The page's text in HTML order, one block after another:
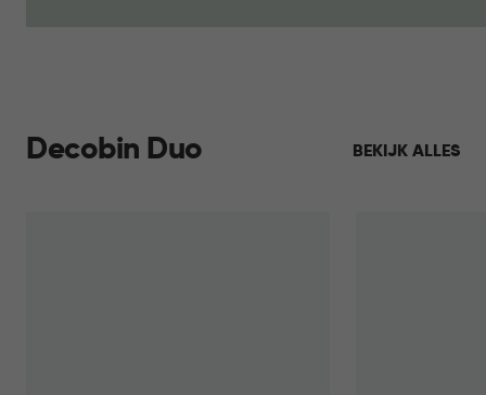
Decobin Duo BEKIJK ALLES